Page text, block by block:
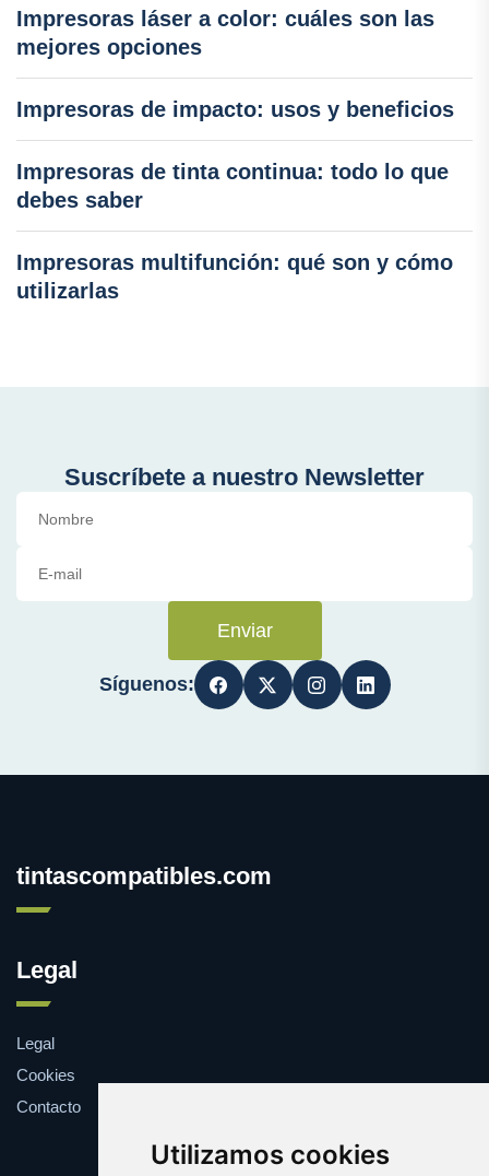
Utilizamos cookies
Impresoras láser a color: cuáles son las
mejores opciones
Impresoras de impacto: usos y beneficios
Impresoras de tinta continua: todo lo que
debes saber
Impresoras multifunción: qué son y cómo
utilizarlas
Suscríbete a nuestro Newsletter
Enviar
Síguenos:
tintascompatibles.com
Legal
Legal
Cookies
Contacto